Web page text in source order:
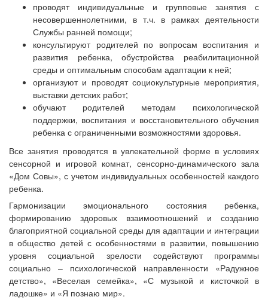
проводят индивидуальные и групповые занятия с
несовершеннолетними, в т.ч. в рамках деятельности
Службы ранней помощи;
консультируют родителей по вопросам воспитания и
развития ребенка, обустройства реабилитационной
среды и оптимальным способам адаптации к ней;
организуют и проводят социокультурные мероприятия,
выставки детских работ;
обучают родителей методам психологической
поддержки, воспитания и восстановительного обучения
ребенка с ограниченными возможностями здоровья.
Все занятия проводятся в увлекательной форме в условиях
сенсорной и игровой комнат, сенсорно-динамического зала
«Дом Совы», с учетом индивидуальных особенностей каждого
ребенка.
Гармонизации эмоционального состояния ребенка,
формированию здоровых взаимоотношений и созданию
благоприятной социальной среды для адаптации и интеграции
в общество детей с особенностями в развитии, повышению
уровня социальной зрелости содействуют программы
социально – психологической направленности «Радужное
детство», «Веселая семейка», «С музыкой и кисточкой в
ладошке» и «Я познаю мир».